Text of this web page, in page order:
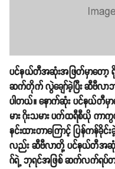
ပင်နယ်တီအဆုံးအဖြတ်မှာတော့
ဆက်တိုက် လွဲချော်ခဲ့ပြီး ဆီဗီလာ
ပါတယ်။ နောက်ဆုံး ပင်နယ်တီ
မား ဂိုးသမား ပက်ထရီစီယို က
နင်းထားတာကြောင့် ပြန်ကန်ခိုင်
လည်း ဆီဗီလာတို့ ပင်နယ်တီအဆုံးအ
ဂ်ရဲ့ ဘုရင်အဖြစ် ဆက်လက်ရပ်